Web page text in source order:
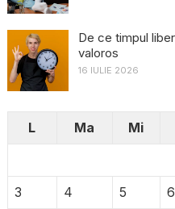
De ce timpul
valoros
16 IULIE 2026
L Ma Mi
3
4 5 6